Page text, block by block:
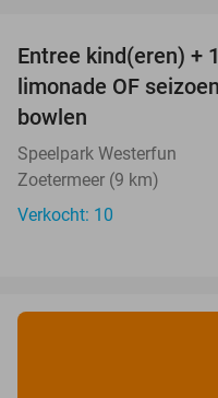
TODAY
Entree kind(eren) +
limonade OF
bowlen
Speelpark Westerfun
Zoetermeer (9 km)
Verkocht: 10